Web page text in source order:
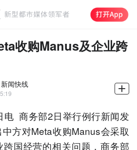
收购Manus及企业跨
闻快线
电 商务部2日举行例行新闻发
方对Meta收购Manus会采取
国经营的相关问题，商务部